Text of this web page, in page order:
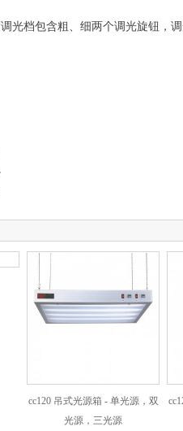
调光档包含粗、细两个调光旋钮，
cc120 吊式光源箱 - 单光源，双
光源，三光源